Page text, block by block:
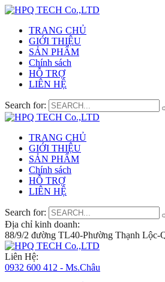
TRANG CHỦ
GIỚI THIỆU
SẢN PHẨM
Chính sách
HỖ TRỢ
LIÊN HỆ
Search for:
TRANG CHỦ
GIỚI THIỆU
SẢN PHẨM
Chính sách
HỖ TRỢ
LIÊN HỆ
Search for:
Địa chỉ kinh doanh:
88/9/2 đường TL40-Phường Thạnh Lộc-
Liên Hệ:
0932 600 412 - Ms.Châu